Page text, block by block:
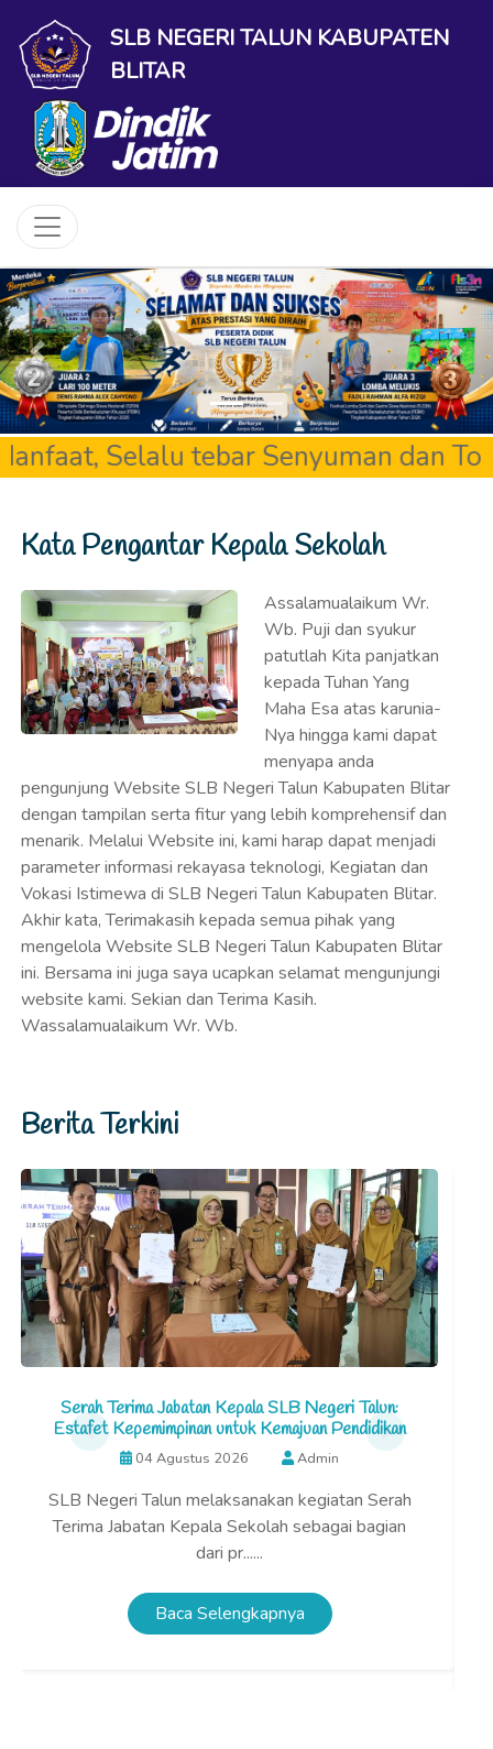
SLB NEGERI TALUN KABUPATEN
BLITAR
Previous Next
Selalu tebar Senyuman dan
Kata Pengantar Kepala Sekolah
Assalamualaikum Wr.
Wb. Puji dan syukur
patutlah Kita panjatkan
kepada Tuhan Yang
Maha Esa atas karunia-
Nya hingga kami dapat
menyapa anda
pengunjung Website SLB Negeri Talun Kabupaten Blitar
dengan tampilan serta fitur yang lebih komprehensif dan
menarik. Melalui Website ini, kami harap dapat menjadi
parameter informasi rekayasa teknologi, Kegiatan dan
Vokasi Istimewa di SLB Negeri Talun Kabupaten Blitar.
Akhir kata, Terimakasih kepada semua pihak yang
mengelola Website SLB Negeri Talun Kabupaten Blitar
ini. Bersama ini juga saya ucapkan selamat mengunjungi
website kami. Sekian dan Terima Kasih.
Wassalamualaikum Wr. Wb.
Berita Terkini
Serah Terima Jabatan Kepala SLB Negeri Talun:
Estafet Kepemimpinan untuk Kemajuan Pendidikan
04 Agustus 2026 Admin
SLB Negeri Talun melaksanakan kegiatan Serah
Terima Jabatan Kepala Sekolah sebagai bagian
dari pr......
Baca Selengkapnya